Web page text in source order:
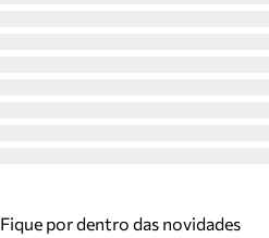
Fique por dentro das novidades